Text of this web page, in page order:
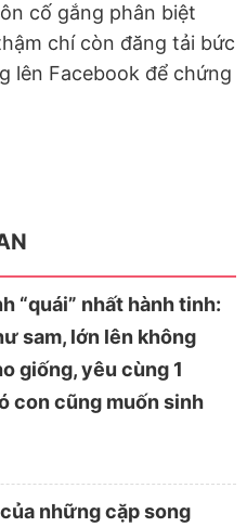
cố gắng phân biệt
chí còn đăng tải bức
lên Facebook để chứng
“quái” nhất hành tinh:
sam, lớn lên không
giống, yêu cùng 1
con cũng muốn sinh
những cặp song